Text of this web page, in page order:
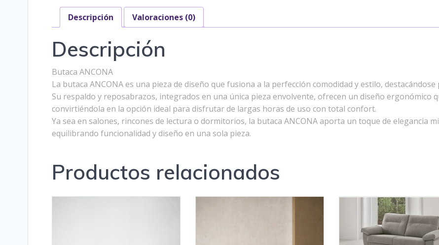
Descripción Valoraciones (0)
Descripción
Butaca ANCONA
La butaca ANCONA es una pieza de diseño que fusiona a la perfección comodidad y estilo,
Su respaldo y reposabrazos, integrados en una única pieza envolvente, ofrecen un diseño ergonómico
convirtiéndola en la opción ideal para disfrutar de largas horas de uso con total confort.
Ya sea en salones, rincones de lectura o dormitorios, la butaca ANCONA aporta un toque de elegancia
equilibrando funcionalidad y diseño en una sola pieza.
Productos relacionados